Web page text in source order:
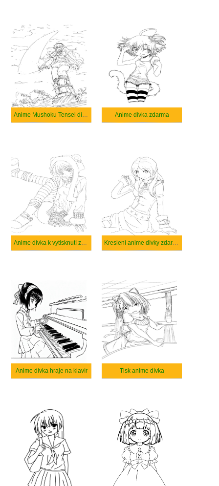
Anime Mushoku Tensei dívka Anime dívka zdarma
Anime dívka k vytisknutí zdarma Kreslení anime dívky zdarma
Anime dívka hraje na klavír Tisk anime dívka